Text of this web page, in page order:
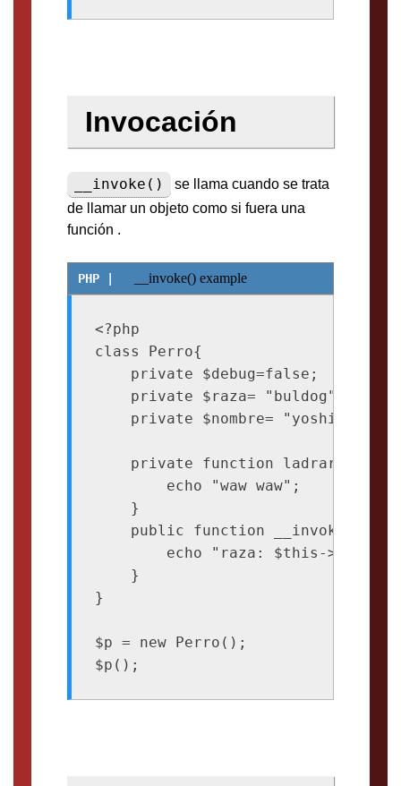
Invocación
__invoke()
se llama cuando se trata
de llamar un objeto como si fuera una
función .
__invoke() example
<?php
class Perro{
    private $debug=false;
    private $raza= "buldog";
    private $nombre= "yoshi";
    private function ladrar(){
        echo "waw waw";
    }
    public function __invoke(){
echo "raza: $this->raza -
    }
}
$p = new Perro();